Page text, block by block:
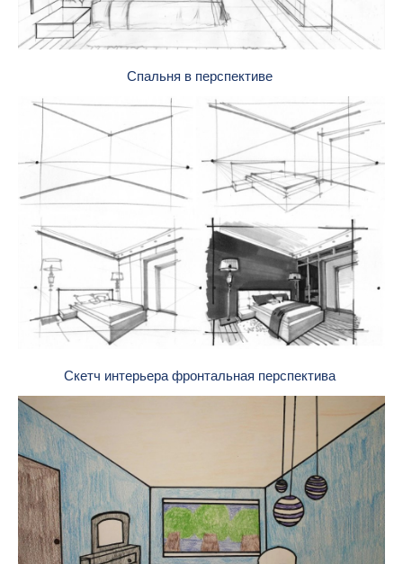
Спальня в перспективе
Скетч интерьера фронтальная перспектива